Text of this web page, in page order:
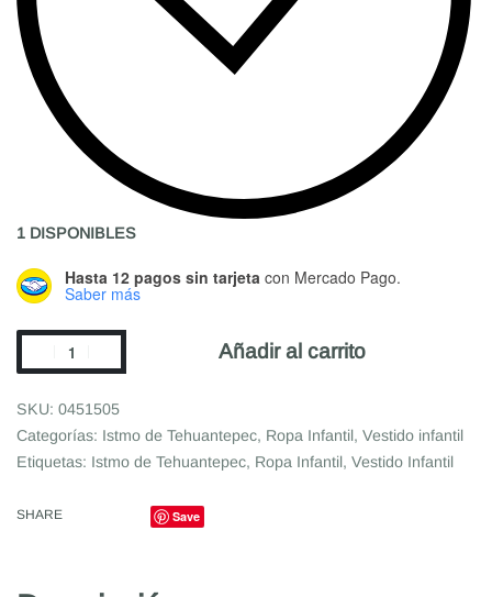
1 DISPONIBLES
Hasta 12 pagos sin tarjeta con Mercado Pago.
Saber más
Añadir al carrito
0451505
Categorías: Istmo de Tehuantepec, Ropa Infantil, Vestido infantil
Etiquetas: Istmo de Tehuantepec, Ropa Infantil, Vestido Infantil
SHARE Save